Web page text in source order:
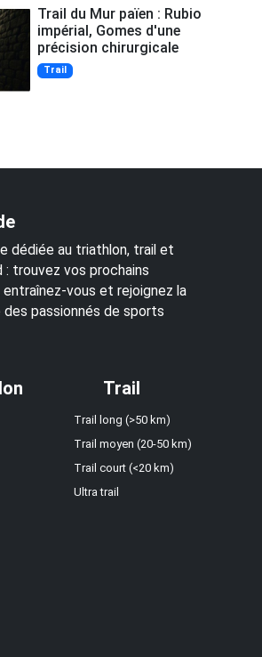
Trail du Mur païen : Rubio
impérial, Gomes d'une
précision chirurgicale
Trail
dédiée au triathlon, trail et
: trouvez vos prochains
vous et rejoignez la
passionnés de sports
Trail
Trail long (>50 km)
Trail moyen (20-50 km)
Trail court (<20 km)
Ultra trail